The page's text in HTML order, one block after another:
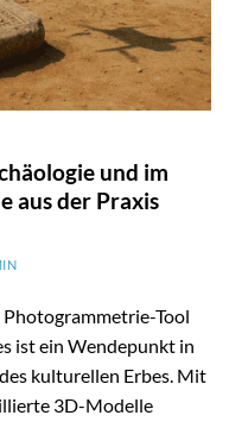
und im
aus der Praxis
Tool
ist ein Wendepunkt in
kulturellen Erbes. Mit
3D-Modelle